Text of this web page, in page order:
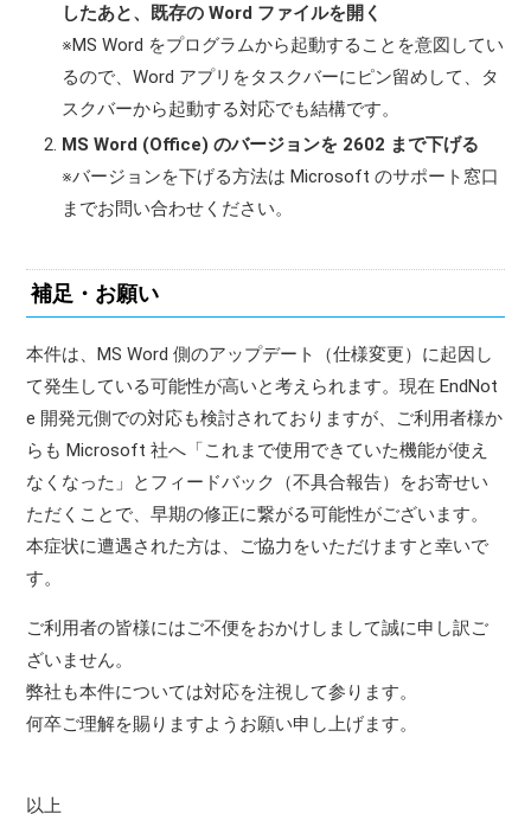
したあと、既存の Word ファイルを開く
※MS Word をプログラムから起動することを意図してい
るので、Word アプリをタスクバーにピン留めして、タ
スクバーから起動する対応でも結構です。
MS Word (Office) のバージョンを 2602 まで下げる
※バージョンを下げる方法は Microsoft のサポート窓口
までお問い合わせください。
補足・お願い
本件は、MS Word 側のアップデート（仕様変更）に起因し
て発生している可能性が高いと考えられます。現在 EndNot
e 開発元側での対応も検討されておりますが、ご利用者様か
らも Microsoft 社へ「これまで使用できていた機能が使え
なくなった」とフィードバック（不具合報告）をお寄せい
ただくことで、早期の修正に繋がる可能性がございます。
本症状に遭遇された方は、ご協力をいただけますと幸いで
す。
ご利用者の皆様にはご不便をおかけしまして誠に申し訳ご
ざいません。
弊社も本件については対応を注視して参ります。
何卒ご理解を賜りますようお願い申し上げます。
以上